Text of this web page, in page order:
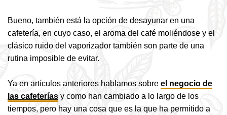
Bueno, también está la opción de desayunar en una
cafetería, en cuyo caso, el aroma del café moliéndose y el
clásico ruido del vaporizador también son parte de una
rutina imposible de evitar.
Ya en artículos anteriores hablamos sobre el negocio de
las cafeterías y como han cambiado a lo largo de los
tiempos, pero hay una cosa que es la que ha permitido a